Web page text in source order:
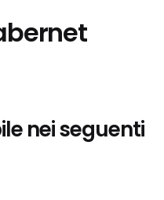
nei seguenti